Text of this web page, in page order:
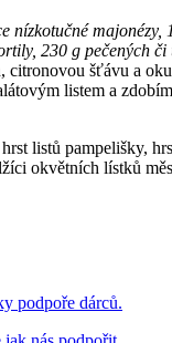
nízkotučné
230 g pečených
citronovou šťávu a
listem a
listů pampelišky,
okvětních lístků
podpoře dárců.